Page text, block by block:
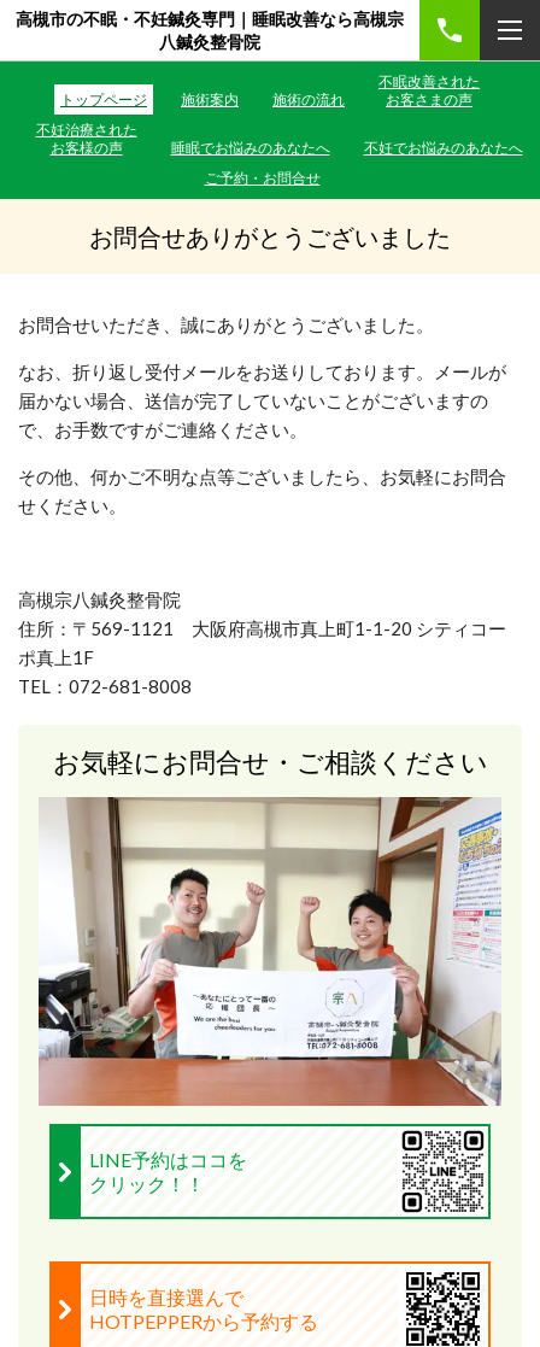
高槻市の不眠・不妊鍼灸専門｜睡眠改善なら高槻宗
八鍼灸整骨院
トップページ 施術案内 施術の流れ
不眠改善された
お客さまの声
不妊治療された
お客様の声
睡眠でお悩みのあなたへ
不妊でお悩みのあなたへ
ご予約・お問合せ
お問合せありがとうございました
お問合せいただき、誠にありがとうございました。
なお、折り返し受付メールをお送りしております。メールが
届かない場合、送信が完了していないことがございますの
で、お手数ですがご連絡ください。
その他、何かご不明な点等ございましたら、お気軽にお問合
せください。
高槻宗八鍼灸整骨院
住所：〒569-1121 大阪府高槻市真上町1-1-20 シティコー
ポ真上1F
TEL：072-681-8008
お気軽にお問合せ・ご相談ください
LINE予約はココを
クリック！！
日時を直接選んで
HOTPEPPERから予約する